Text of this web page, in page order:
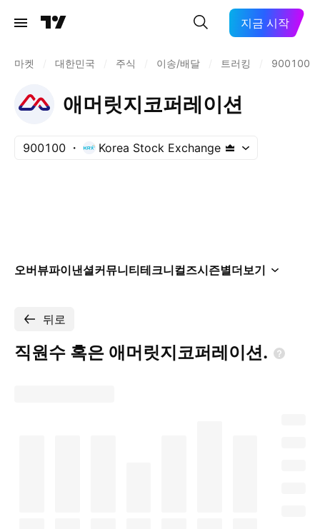
지금 시작
마켓 대한민국 주식 이송/배달 트러킹 900100
애머릿지코퍼레이션
900100 Korea Stock Exchange
오버뷰파이낸셜커뮤니티테크니컬즈시즌별더보기
뒤로
직원수 혹은 애머릿지코퍼레이션.